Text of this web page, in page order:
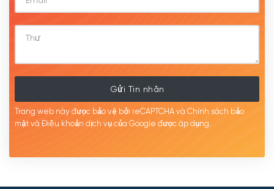
Gửi Tin nhắn
Trang web này được bảo vệ bởi reCAPTCHA và Chính sách bảo
mật và Điều khoản dịch vụ của Google được áp dụng.